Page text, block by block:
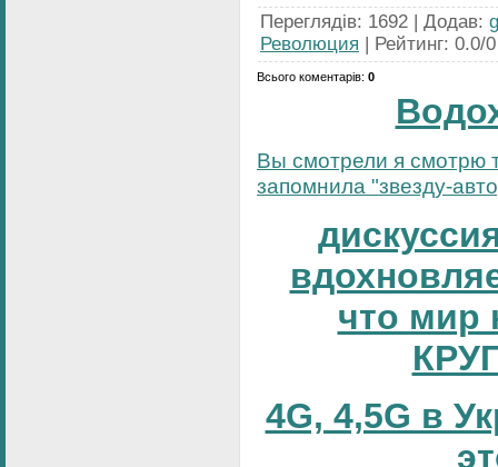
Переглядів: 1692 | Додав:
Революция | Рейтинг: 0.0/0
Всього коментарів: 0
Вы смотрели я смотрю
запомнила "звезду-
что мир
4G, 4,5G в